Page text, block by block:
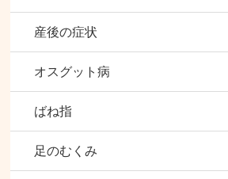
産後の症状
オスグット病
ばね指
足のむくみ